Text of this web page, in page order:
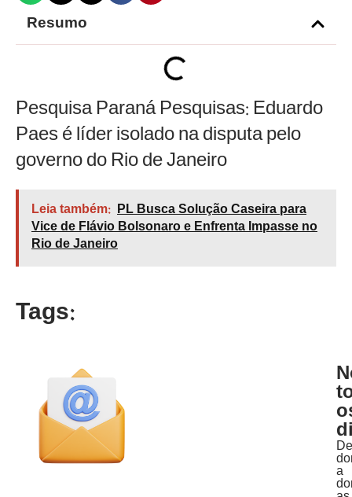
Resumo
Pesquisa Paraná Pesquisas: Eduardo
Paes é líder isolado na disputa pelo
governo do Rio de Janeiro
Leia também: PL Busca Solução Caseira para
Vice de Flávio Bolsonaro e Enfrenta Impasse no
Rio de Janeiro
Tags:
De
a